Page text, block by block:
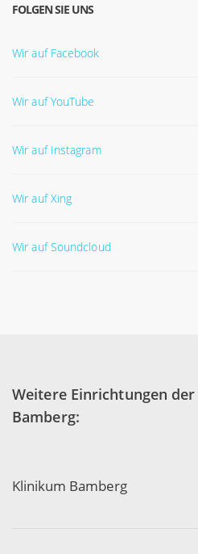
FOLGEN SIE UNS
Wir auf Facebook
Wir auf YouTube
Wir auf Instagram
Wir auf Xing
Wir auf Soundcloud
Weitere Einrichtungen
Bamberg:
Klinikum Bamberg